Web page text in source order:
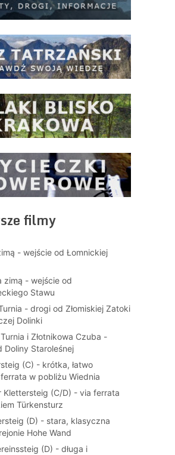
filmy
- wejście od Łomnickiej
zimą - wejście od
Stawu
- drogi od Złomiskiej Zatoki
Dolinki
i Złotnikowa Czuba -
Doliny Staroleśnej
(C) - krótka, łatwo
w pobliżu Wiednia
Klettersteig (C/D) - via ferrata
Türkensturz
(D) - stara, klasyczna
Hohe Wand
(D) - długa i